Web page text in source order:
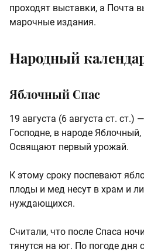
проходят выставки, а Почта
марочные издания.
Народный
Яблочный Спас
19 августа (6 августа ст. ст.)
Господне, в народе
Освящают первый урожай.
К этому сроку поспевают
плоды и мед несут в храм и
нуждающихся.
Считали, что после Спаса
тянутся на юг. По погоде дня